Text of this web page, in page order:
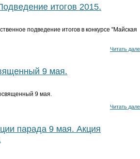
итогов 2015.
подведение итогов в конкурсе "Майская
Читать
9 мая.
9 мая.
Читать
парада 9 мая. Акция